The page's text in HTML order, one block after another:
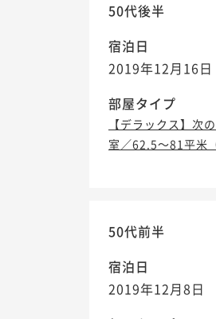
50代後半
宿泊日
2019年12月16日
部屋タイプ
【デラックス】次
室／62.5～81平米
50代前半
宿泊日
2019年12月8日